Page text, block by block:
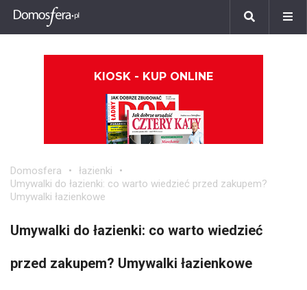
KIOSK - KUP ONLINE
Domosfera
łazienki
Umywalki do łazienki: co warto wiedzieć przed zakupem?
Umywalki łazienkowe
Umywalki do łazienki: co warto wiedzieć
przed zakupem? Umywalki łazienkowe